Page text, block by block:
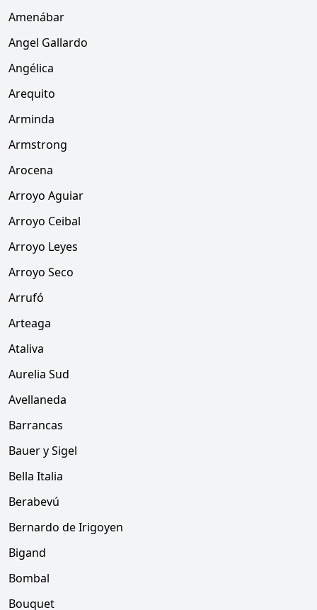
Amenábar
Angel Gallardo
Angélica
Arequito
Arminda
Armstrong
Arocena
Arroyo Aguiar
Arroyo Ceibal
Arroyo Leyes
Arroyo Seco
Arrufó
Arteaga
Ataliva
Aurelia Sud
Avellaneda
Barrancas
Bauer y Sigel
Bella Italia
Berabevú
Bernardo de Irigoyen
Bigand
Bombal
Bouquet